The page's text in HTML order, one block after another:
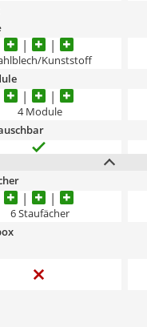
Kunststoff
4 Module
6 Staufächer